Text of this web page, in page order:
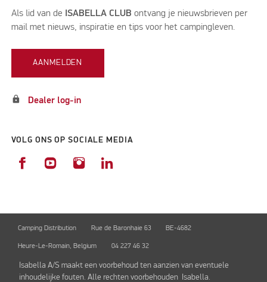
Als lid van de ISABELLA CLUB ontvang je nieuwsbrieven per
mail met nieuws, inspiratie en tips voor het campingleven.
AANMELDEN
lock Dealer log-in
VOLG ONS OP SOCIALE MEDIA
Camping Distribution Rue de Baronhaie 63 BE-4682
Heure-Le-Romain, Belgium 04 227 46 32
Isabella A/S maakt een voorbehoud ten aanzien van eventuele
inhoudelijke fouten. Alle rechten voorbehouden Isabella.